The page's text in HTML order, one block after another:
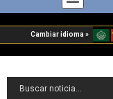
Cambiar idioma »